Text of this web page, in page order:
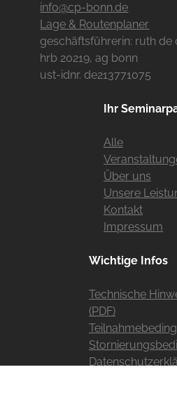
info@cp-bonn.de
Lage & Routenplaner
geschäftsführerin: ruth de
hrb 20219, ag bonn
ust-idnr. de213771075
Ihr
Alle
Über uns
Unsere
Kontakt
Impressum
Wichtige Infos
Technische
(PDF)